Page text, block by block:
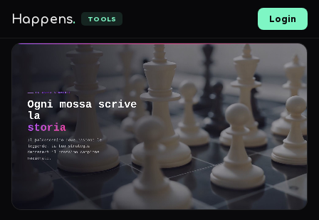
Happens. TOOLS Login